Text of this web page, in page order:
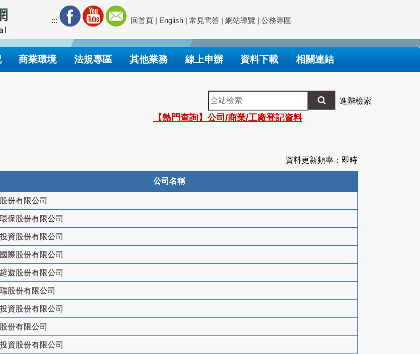
::: 回首頁 | English | 常見問答 | 網站導覽 | 公務專區
商業環境 法規專區 其他業務 線上申辦 資料下載 相關連結
全
站
檢
索
進階檢索
【熱門查詢】公司/商業/工廠登記資料
資料更新頻率：即時
公司名稱
份有限公司
保股份有限公司
資股份有限公司
際股份有限公司
遊股份有限公司
股份有限公司
資股份有限公司
份有限公司
資股份有限公司